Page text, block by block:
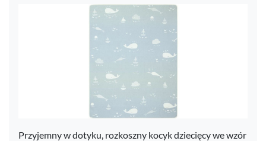
Przyjemny w dotyku, rozkoszny kocyk dziecięcy we wzór